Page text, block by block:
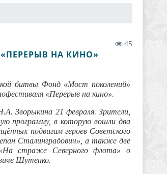
45
НА КИНО»
битвы Фонд «Мост поколений»
«Перерыв на кино».
Зворыкина 21 февраля. Зрители,
программу, в которую вошли два
подвигам героев Советского
Сталинградович», а также две
страже Северного флота» о
Шутенко.